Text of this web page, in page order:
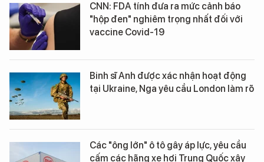
CNN: FDA tính đưa ra mức cảnh báo
"hộp đen" nghiêm trọng nhất đối với
vaccine Covid-19
Binh sĩ Anh được xác nhận hoạt động
tại Ukraine, Nga yêu cầu London làm rõ
Các "ông lớn" ô tô gây áp lực, yêu cầu
cấm các hãng xe hơi Trung Quốc xây